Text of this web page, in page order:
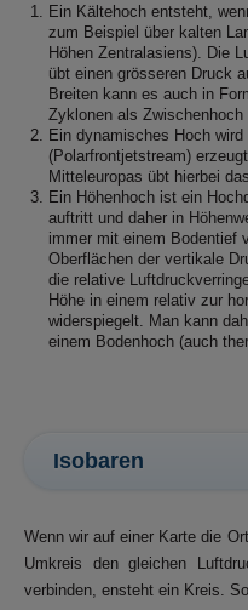
Ein Kältehoch entsteht,
zum Beispiel über kalten
Höhen Zentralasiens). Die
übt einen grösseren Druck
Breiten kann es auch in
Zyklonen als Zwischenhoch
Ein dynamisches Hoch
(Polarfrontjetstream)
Mitteleuropas übt hierbei
Ein Höhenhoch ist ein
auftritt und daher in
immer mit einem Bodentief
Oberflächen der vertikale
die relative
Höhe in einem relativ zur
widerspiegelt. Man kann
einem Bodenhoch (auch
Isobaren
Wenn wir auf einer Karte die
Umkreis den gleichen
verbinden, ensteht ein Kreis.